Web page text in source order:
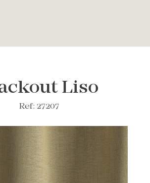
Liso
Ref: 27207